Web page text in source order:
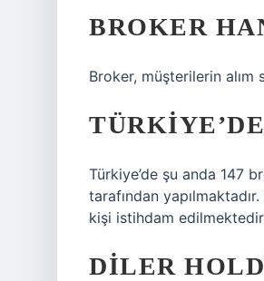
BROKER
Broker, müşterilerin alım
Türkiye’de şu anda 147
tarafından
kişi istihdam
DILER